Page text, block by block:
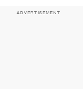
ADVERTISEMENT